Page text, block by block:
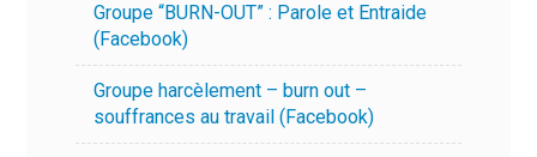
Groupe “BURN-OUT” : Parole et Entraide
(Facebook)
Groupe harcèlement – burn out –
souffrances au travail (Facebook)